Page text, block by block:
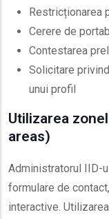
Restricționarea
Cerere de
Contestarea
Solicitare
unui profil
Utilizarea
areas)
Administratorul IID-
formulare de
interactive.